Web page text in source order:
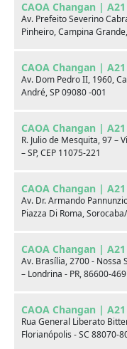
CAOA Changan |
Av. Prefeito Severino
Pinheiro, Campina
CAOA Changan |
Av. Dom Pedro II, 1960,
André, SP 09080 -001
CAOA Changan |
R. Julio de Mesquita, 97 –
– SP, CEP 11075-221
CAOA Changan |
Av. Dr. Armando
Piazza Di Roma,
CAOA Changan |
Av. Brasília, 2700 - Nossa
– Londrina - PR, 86600-469
CAOA Changan |
Rua General Liberato
Florianópolis - SC 88070-
Alarme
Direção hidráulica
Rádio
Vidros elétricos
Entrada USB
Kit Multimídia
Observações